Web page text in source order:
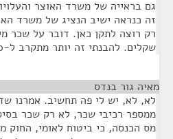
גם בראייה של משרד האוצר
זה כנראה ישיב הנציג של משרד
שקלים. להבנתי זה יותר מתקרב ל-200 שקלים ולא 300.
מאיה גור בנדס
לא, לא, יש לי פה תחשיב. אמרנו
ממספר רכיבי שכר, לא רק שכר
מס הכנסה, כי ביטוח לאומי, החוק